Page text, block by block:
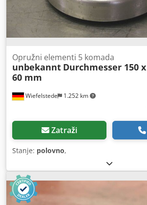
Wiefelstede 1.252 km
Opružni elementi 5 komada
unbekannt Durchmesser 150 x
60 mm
Zatraži
Stanje: polovno,